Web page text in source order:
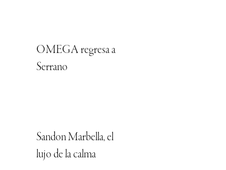
OMEGA regresa a
Serrano
Sandon Marbella, el
lujo de la calma